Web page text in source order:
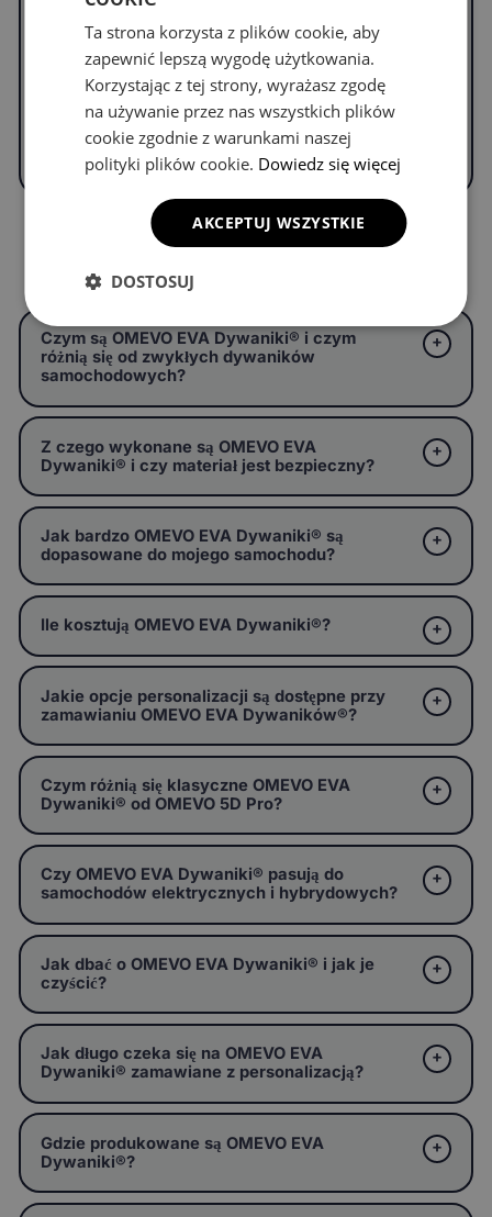
dywanikach do swojego modelu.
WYPEŁNIJ FORMULARZ
Częste pytania
Czym są OMEVO EVA Dywaniki® i czym
różnią się od zwykłych dywaników
samochodowych?
Z czego wykonane są OMEVO EVA
Dywaniki® i czy materiał jest bezpieczny?
Jak bardzo OMEVO EVA Dywaniki® są
dopasowane do mojego samochodu?
Ile kosztują OMEVO EVA Dywaniki®?
Jakie opcje personalizacji są dostępne przy
zamawianiu OMEVO EVA Dywaników®?
Czym różnią się klasyczne OMEVO EVA
Dywaniki® od OMEVO 5D Pro?
Czy OMEVO EVA Dywaniki® pasują do
samochodów elektrycznych i hybrydowych?
Jak dbać o OMEVO EVA Dywaniki® i jak je
czyścić?
Jak długo czeka się na OMEVO EVA
Dywaniki® zamawiane z personalizacją?
Gdzie produkowane są OMEVO EVA
Dywaniki®?
Ta strona korzysta z plików cookie, aby
zapewnić lepszą wygodę użytkowania.
Korzystając z tej strony, wyrażasz zgodę
na używanie przez nas wszystkich plików
cookie zgodnie z warunkami naszej
polityki plików cookie. Dowiedz się więcej
AKCEPTUJ WSZYSTKIE
DOSTOSUJ